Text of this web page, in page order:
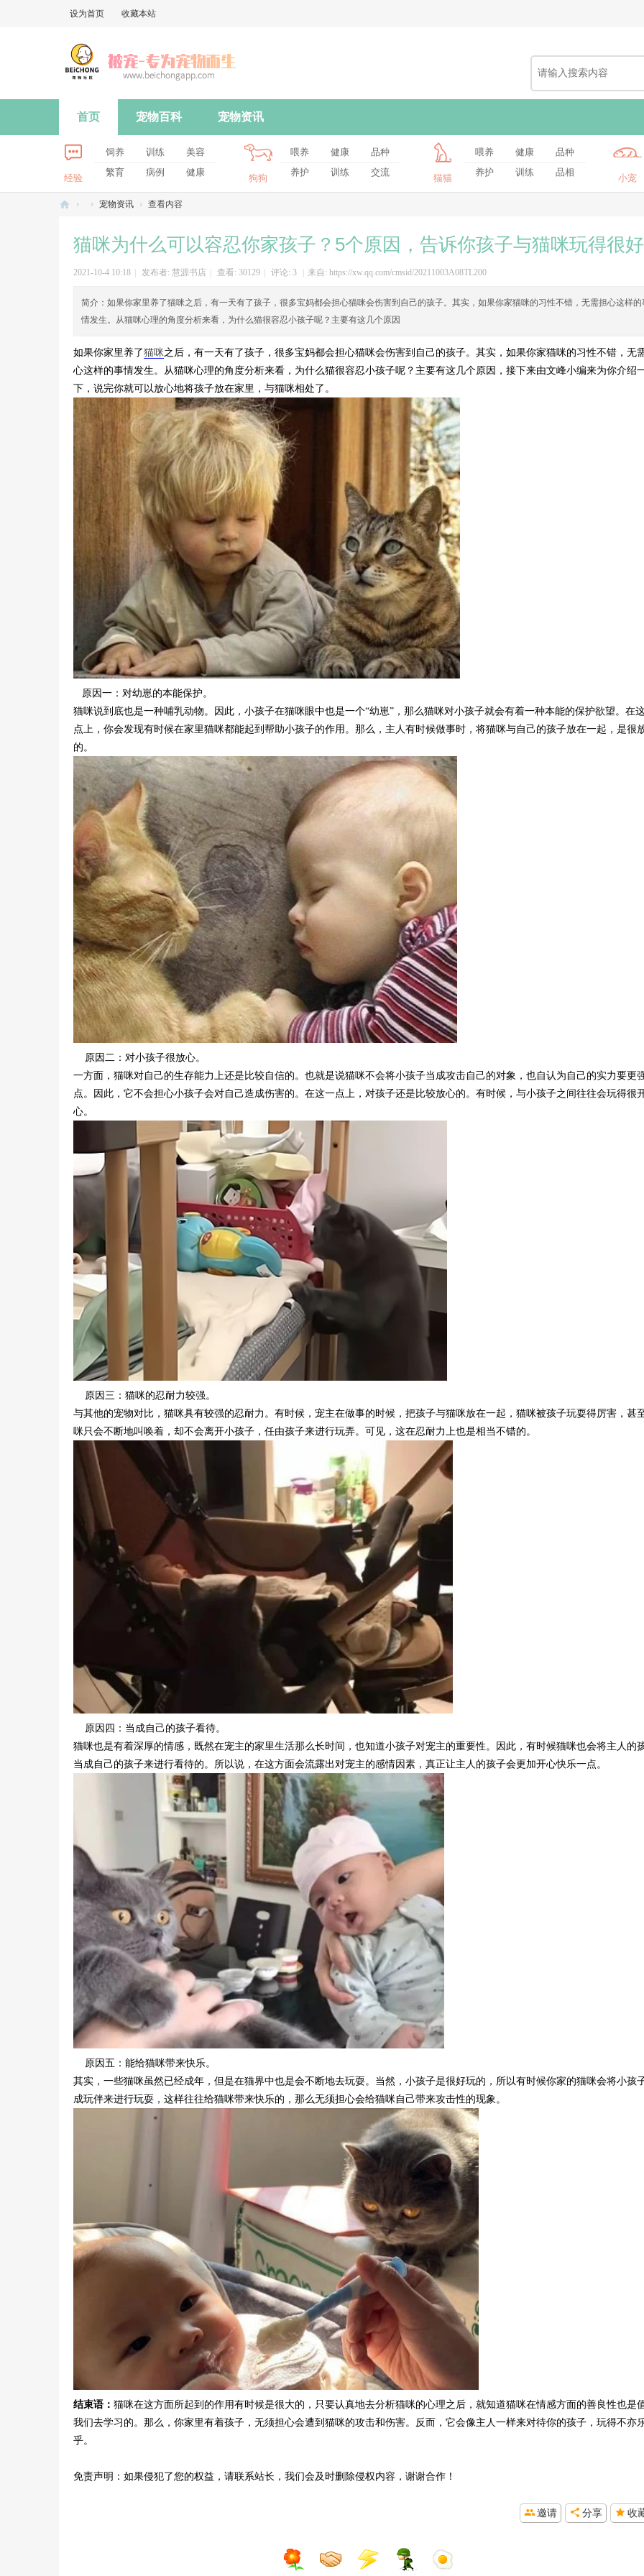
设为首页 收藏本站
首页 宠物百科 宠物资讯
经验
饲养 训练
美容
繁育
病例 健康
狗狗
喂养 健康
品种
养护
训练 交流
猫猫
喂养 健康
品种
养护
训练 品相
小宠
› › 宠物资讯 › 查看内容
猫咪为什么可以容忍你家孩子？5个原因，告诉你孩子与猫咪玩得很好
2021-10-4 10:18 发布者: 慧源书店 查看: 30129 评论: 3 来自: https://xw.qq.com/cmsid/20211003A08TL200
简介： 如果你家里养了猫咪之后，有一天有了孩子，很多宝妈都会担心猫咪会伤害到自己的孩子。其实，如果你家猫咪的习性不错，无需担心这样的
情发生。从猫咪心理的角度分析来看，为什么猫很容忍小孩子呢？主要有这几个原因
如果你家里养了猫咪之后，有一天有了孩子，很多宝妈都会担心猫咪会伤害到自己的孩子。其实，如果你家猫咪的习性不错，无
心这样的事情发生。从猫咪心理的角度分析来看，为什么猫很容忍小孩子呢？主要有这几个原因，接下来由文峰小编来为你介绍
下，说完你就可以放心地将孩子放在家里，与猫咪相处了。
原因一：对幼崽的本能保护。
猫咪说到底也是一种哺乳动物。因此，小孩子在猫咪眼中也是一个“幼崽”，那么猫咪对小孩子就会有着一种本能的保护欲望。在
点上，你会发现有时候在家里猫咪都能起到帮助小孩子的作用。那么，主人有时候做事时，将猫咪与自己的孩子放在一起，是很
的。
原因二：对小孩子很放心。
一方面，猫咪对自己的生存能力上还是比较自信的。也就是说猫咪不会将小孩子当成攻击自己的对象，也自认为自己的实力要更
点。因此，它不会担心小孩子会对自己造成伤害的。在这一点上，对孩子还是比较放心的。有时候，与小孩子之间往往会玩得很
心。
原因三：猫咪的忍耐力较强。
与其他的宠物对比，猫咪具有较强的忍耐力。有时候，宠主在做事的时候，把孩子与猫咪放在一起，猫咪被孩子玩耍得厉害，甚
咪只会不断地叫唤着，却不会离开小孩子，任由孩子来进行玩弄。可见，这在忍耐力上也是相当不错的。
原因四：当成自己的孩子看待。
猫咪也是有着深厚的情感，既然在宠主的家里生活那么长时间，也知道小孩子对宠主的重要性。因此，有时候猫咪也会将主人的
当成自己的孩子来进行看待的。所以说，在这方面会流露出对宠主的感情因素，真正让主人的孩子会更加开心快乐一点。
原因五：能给猫咪带来快乐。
其实，一些猫咪虽然已经成年，但是在猫界中也是会不断地去玩耍。当然，小孩子是很好玩的，所以有时候你家的猫咪会将小孩
成玩伴来进行玩耍，这样往往给猫咪带来快乐的，那么无须担心会给猫咪自己带来攻击性的现象。
结束语： 猫咪在这方面所起到的作用有时候是很大的，只要认真地去分析猫咪的心理之后，就知道猫咪在情感方面的善良性也是
我们去学习的。那么，你家里有着孩子，无须担心会遭到猫咪的攻击和伤害。反而，它会像主人一样来对待你的孩子，玩得不亦
乎。
免责声明：如果侵犯了您的权益，请联系站长，我们会及时删除侵权内容，谢谢合作！
收
分享
邀请